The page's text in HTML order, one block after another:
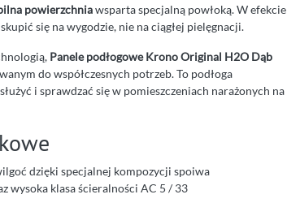
powierzchniawsparta specjalną powłoką. W efekcie
się na wygodzie, nie na ciągłej pielęgnacji.
Panele podłogowe Krono Original H2O Dąb
do współczesnych potrzeb. To podłoga
i sprawdzać się w pomieszczeniach narażonych na
dzięki specjalnej kompozycji spoiwa
wysoka klasa ścieralności AC 5 / 33